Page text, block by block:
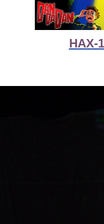
HAX-